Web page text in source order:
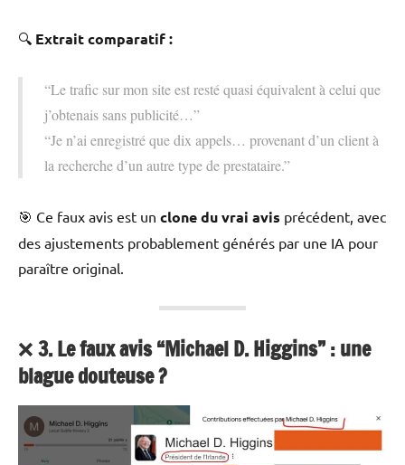
🔍 Extrait comparatif :
“Le trafic sur mon site est resté quasi équivalent à celui que
j’obtenais sans publicité…”
“Je n’ai enregistré que dix appels… provenant d’un client à
la recherche d’un autre type de prestataire.”
🎯 Ce faux avis est un clone du vrai avis précédent, avec
des ajustements probablement générés par une IA pour
paraître original.
❌3. Le faux avis “Michael D. Higgins” : une
blague douteuse ?